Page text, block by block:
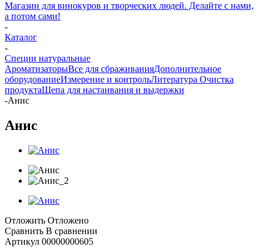
Магазин для винокуров и творческих людей. Делайте с нами,
а потом сами!
-
Каталог
-
Специи натуральные
АроматизаторыВсе для сбраживанияДополнительное
оборудованиеИзмерение и контрольЛитература Очистка
продуктаЩепа для настаивания и выдержки
-Анис
Анис
Отложить Отложено
Сравнить В сравнении
Артикул 00000000605